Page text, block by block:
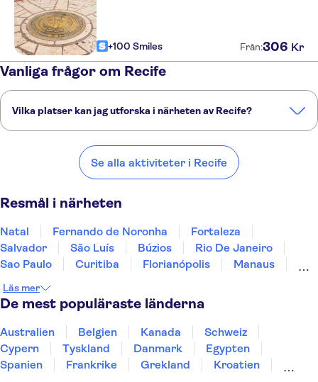
+100 Smiles Från:306 Kr
Vanliga frågor om Recife
Vilka platser kan jag utforska i närheten av Recife?
Fernando de Noronha Fortaleza Salvador São Luís
Se alla aktiviteter i Recife
Resmål i närheten
Natal Fernando de Noronha
Fortaleza
Salvador
São Luís Búzios
Rio De Janeiro
Sao Paulo
Curitiba Florianópolis
Manaus
Läs mer
De mest populäraste länderna
Australien Belgien Kanada
Schweiz
Cypern
Tyskland Danmark
Egypten
Spanien
Frankrike Grekland
Kroatien